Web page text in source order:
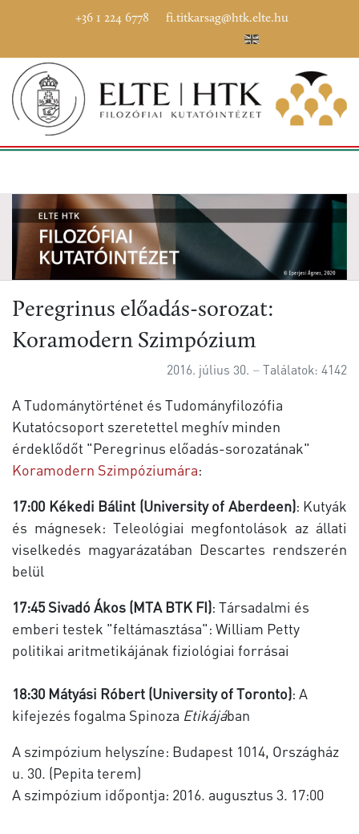
+36 1 224 6778 fi.titkarsag@htk.elte.hu
Peregrinus előadás-sorozat:
Koramodern Szimpózium
2016. július 30. Találatok: 4142
A Tudománytörténet és Tudományfilozófia
Kutatócsoport szeretettel meghív minden
érdeklődőt "Peregrinus előadás-sorozatának"
Koramodern Szimpóziumára:
17:00 Kékedi Bálint (University of Aberdeen): Kutyák
és mágnesek: Teleológiai megfontolások az állati
viselkedés magyarázatában Descartes rendszerén
belül
17:45 Sivadó Ákos (MTA BTK FI): Társadalmi és
emberi testek "feltámasztása": William Petty
politikai aritmetikájának fiziológiai forrásai
18:30 Mátyási Róbert (University of Toronto): A
kifejezés fogalma Spinoza Etikájában
A szimpózium helyszíne: Budapest 1014, Országház
u. 30. (Pepita terem)
A szimpózium időpontja: 2016. augusztus 3. 17:00